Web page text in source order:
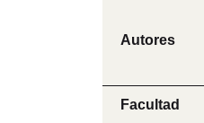
Autores
Facultad